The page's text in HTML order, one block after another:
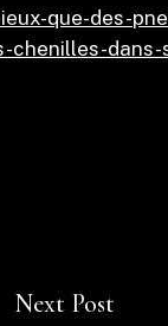
que-des-
chenilles-dans-
Next Post